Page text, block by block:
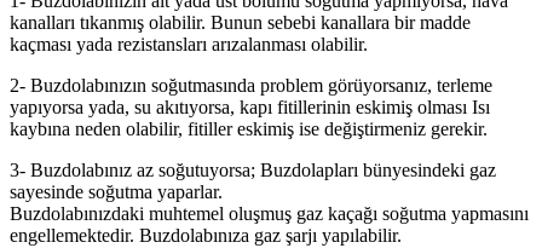
kanalları tıkanmış olabilir. Bunun sebebi kanallara bir madde
kaçması yada rezistansları arızalanması olabilir.
2- Buzdolabınızın soğutmasında problem görüyorsanız, terleme
yapıyorsa yada, su akıtıyorsa, kapı fitillerinin eskimiş olması Isı
kaybına neden olabilir, fitiller eskimiş ise değiştirmeniz gerekir.
3- Buzdolabınız az soğutuyorsa; Buzdolapları bünyesindeki gaz
sayesinde soğutma yaparlar.
Buzdolabınızdaki muhtemel oluşmuş gaz kaçağı soğutma yapmasını
engellemektedir. Buzdolabınıza gaz şarjı yapılabilir.